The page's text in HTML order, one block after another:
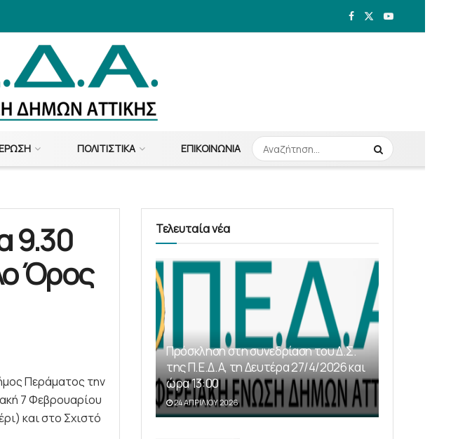
ΠΟΛΙΤΙΣΤΙΚΆ ΕΠΙΚΟΙΝΩΝΊΑ
9.30
Όρος
Περάματος την
7 Φεβρουαρίου
και στο Σχιστό
Τελευταία νέα
Πρόσκληση στη συνεδρίαση του Δ.Σ.
της Π.Ε.Δ.Α, τη Δευτέρα 27/4/2026 και
ώρα 13:00
24 ΑΠΡΙΛΊΟΥ 2026